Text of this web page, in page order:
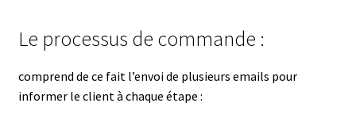
Le processus de commande :
comprend de ce fait l’envoi de plusieurs emails pour
informer le client à chaque étape :